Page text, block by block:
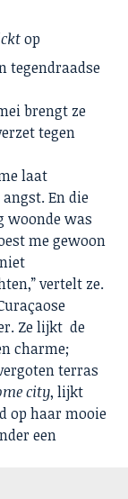
op
tegendraadse
brengt ze
tegen
laat
En die
woonde was
me gewoon
vertelt ze.
Ze lijkt de
charme;
terras
city, lijkt
op haar mooie
een